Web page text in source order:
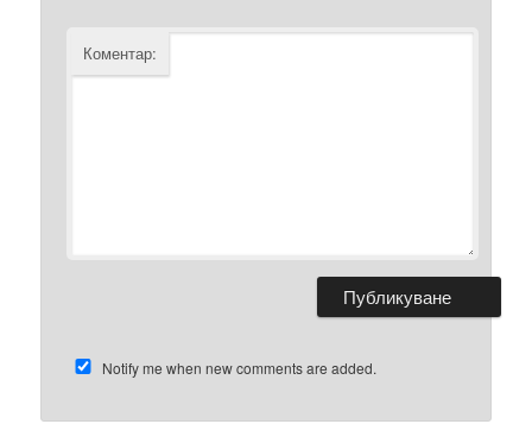
Коментар:
Notify me when new comments are added.